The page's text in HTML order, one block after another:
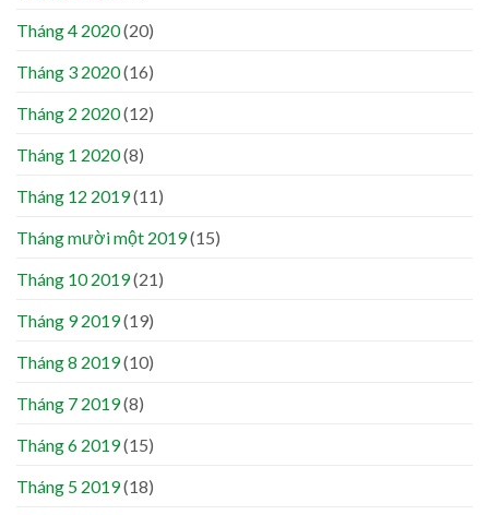
Tháng 4 2020(20)
Tháng 3 2020(16)
Tháng 2 2020(12)
Tháng 1 2020(8)
Tháng 12 2019(11)
Tháng mười một 2019(15)
Tháng 10 2019(21)
Tháng 9 2019(19)
Tháng 8 2019(10)
Tháng 7 2019(8)
Tháng 6 2019(15)
Tháng 5 2019(18)